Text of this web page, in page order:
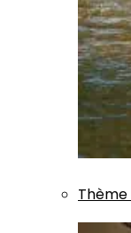
Thème